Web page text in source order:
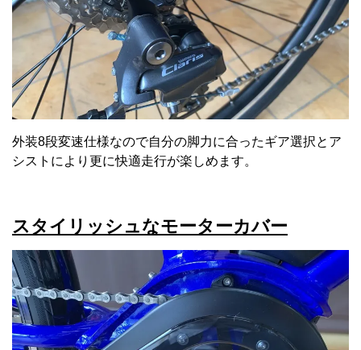
外装8段変速仕様なので自分の脚力に合ったギア選択とア
シストにより更に快適走行が楽しめます。
スタイリッシュなモーターカバー